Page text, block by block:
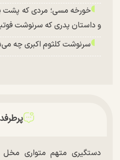
خورخه مسی؛ مردی که پشت
و داستان پدری که سرنوشت
سرنوشت کلثوم اکبری چه
دستگیری متهم متواری مخل